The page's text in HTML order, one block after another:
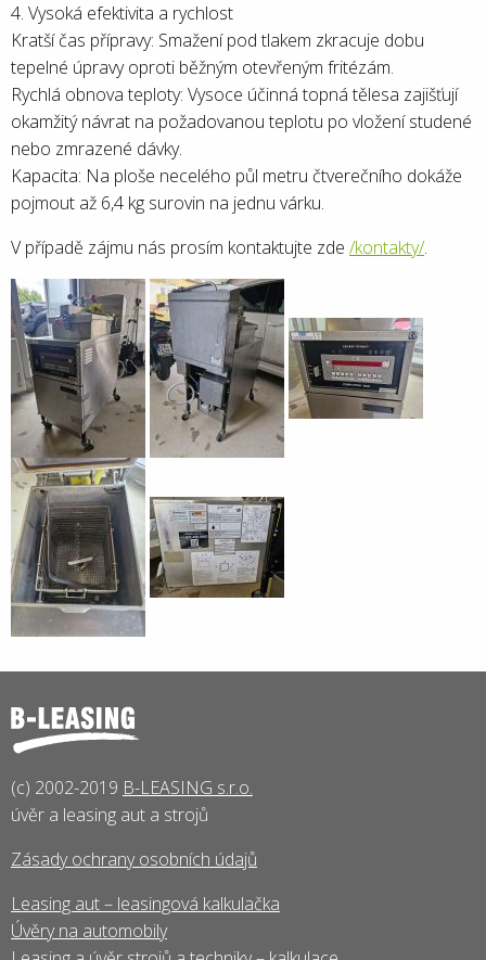
4. Vysoká efektivita a rychlost
Kratší čas přípravy: Smažení pod tlakem zkracuje dobu
tepelné úpravy oproti běžným otevřeným fritézám.
Rychlá obnova teploty: Vysoce účinná topná tělesa zajišťují
okamžitý návrat na požadovanou teplotu po vložení studené
nebo zmrazené dávky.
Kapacita: Na ploše necelého půl metru čtverečního dokáže
pojmout až 6,4 kg surovin na jednu várku.
V případě zájmu nás prosím kontaktujte zde /kontakty/.
(c) 2002-2019 B-LEASING s.r.o.
úvěr a leasing aut a strojů
Zásady ochrany osobních údajů
Leasing aut – leasingová kalkulačka
Úvěry na automobily